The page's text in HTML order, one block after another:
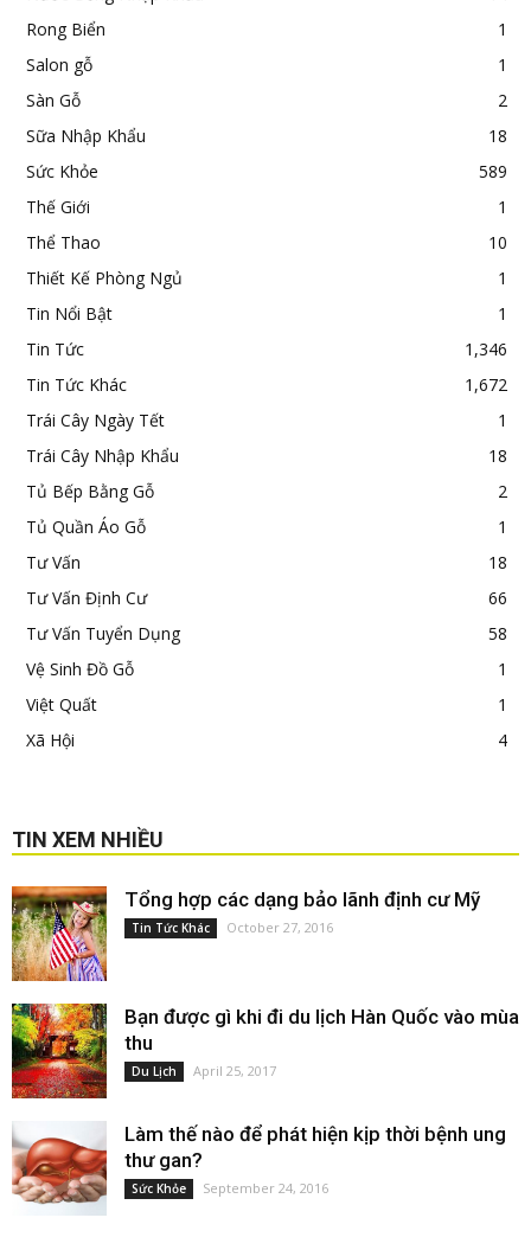
Rong Biển
1
Salon gỗ
1
Sàn Gỗ
2
Sữa Nhập Khẩu
18
Sức Khỏe
589
Thế Giới
1
Thể Thao
10
Thiết Kế Phòng Ngủ
1
Tin Nổi Bật
1
Tin Tức
1,346
Tin Tức Khác
1,672
Trái Cây Ngày Tết
1
Trái Cây Nhập Khẩu
18
Tủ Bếp Bằng Gỗ
2
Tủ Quần Áo Gỗ
1
Tư Vấn
18
Tư Vấn Định Cư
66
Tư Vấn Tuyển Dụng
58
Vệ Sinh Đồ Gỗ
1
Việt Quất
1
Xã Hội
4
TIN XEM NHIỀU
Tổng hợp các dạng bảo lãnh định cư Mỹ
Tin Tức Khác October 27, 2016
Bạn được gì khi đi du lịch Hàn Quốc vào mùa
thu
Du Lịch April 25, 2017
Làm thế nào để phát hiện kịp thời bệnh ung
thư gan?
Sức Khỏe September 24, 2016